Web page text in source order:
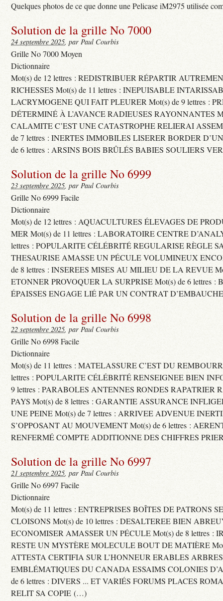
Quelques photos de ce que donne une Pelicase iM2975 utilisée
Solution de la grille No 7000
24 septembre 2025, par Paul Courbis
Grille No 7000 Moyen
Dictionnaire
Mot(s) de 12 lettres : REDISTRIBUER RÉPARTIR
RICHESSES Mot(s) de 11 lettres : INEPUISABLE
LACRYMOGENE QUI FAIT PLEURER Mot(s) de 9 lettres :
DÉTERMINÉ À L’AVANCE RADIEUSES RAYONNANTES
CALAMITE C’EST UNE CATASTROPHE RELIERAI
de 7 lettres : INERTES IMMOBILES LISERER BORDER
de 6 lettres : ARSINS BOIS BRÛLÉS BABIES SOULIERS
Solution de la grille No 6999
23 septembre 2025, par Paul Courbis
Grille No 6999 Facile
Dictionnaire
Mot(s) de 12 lettres : AQUACULTURES ÉLEVAGES DE
MER Mot(s) de 11 lettres : LABORATOIRE CENTRE
lettres : POPULARITE CÉLÉBRITÉ REGULARISE RÈGLE
THESAURISE AMASSE UN PÉCULE VOLUMINEUX
de 8 lettres : INSEREES MISES AU MILIEU DE LA REVUE
ETONNER PROVOQUER LA SURPRISE Mot(s) de 6 lettres :
ÉPAISSES ENGAGE LIÉ PAR UN CONTRAT
Solution de la grille No 6998
22 septembre 2025, par Paul Courbis
Grille No 6998 Facile
Dictionnaire
Mot(s) de 11 lettres : MATELASSURE C’EST DU
lettres : POPULARITE CÉLÉBRITÉ RENSEIGNEE BIEN
9 lettres : PARABOLES ANTENNES RONDES RAPATRIER
PAYS Mot(s) de 8 lettres : GARANTIE ASSURANCE
UNE PEINE Mot(s) de 7 lettres : ARRIVEE ADVENUE
S’OPPOSANT AU MOUVEMENT Mot(s) de 6 lettres :
RENFERMÉ COMPTE ADDITIONNE DES CHIFFRES
Solution de la grille No 6997
21 septembre 2025, par Paul Courbis
Grille No 6997 Facile
Dictionnaire
Mot(s) de 11 lettres : ENTREPRISES BOÎTES DE PATRONS
CLOISONS Mot(s) de 10 lettres : DESALTEREE BIEN
ECONOMISER AMASSER UN PÉCULE Mot(s) de 8 lettres :
RESTE UN MYSTÈRE MOLECULE BOUT DE MATIÈRE
ATTESTA CERTIFIA SUR L’HONNEUR ERABLES ARBRES
EMBLÉMATIQUES DU CANADA ESSAIMS COLONIES
de 6 lettres : DIVERS ... ET VARIÉS FORUMS PLACES
RELIT SA COPIE (…)